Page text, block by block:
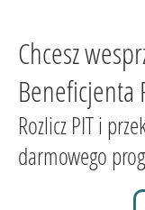
Chcesz
Beneficjenta
Rozlicz PIT i
darmowego